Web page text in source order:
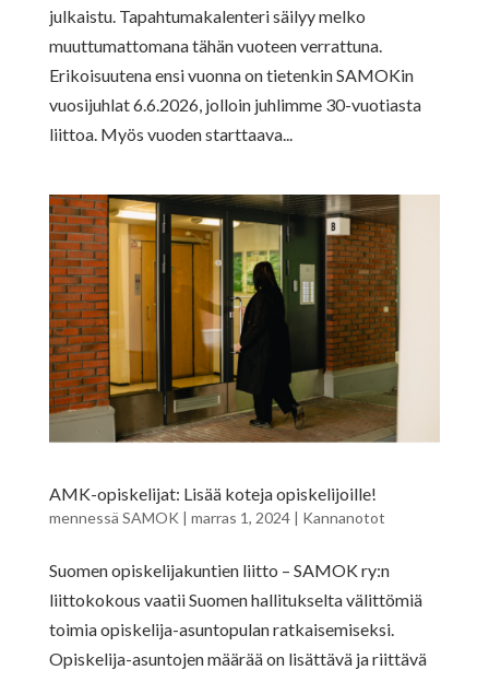
julkaistu. Tapahtumakalenteri säilyy melko
muuttumattomana tähän vuoteen verrattuna.
Erikoisuutena ensi vuonna on tietenkin SAMOKin
vuosijuhlat 6.6.2026, jolloin juhlimme 30-vuotiasta
liittoa. Myös vuoden starttaava...
AMK-opiskelijat: Lisää koteja opiskelijoille!
mennessä SAMOK | marras 1, 2024| Kannanotot
Suomen opiskelijakuntien liitto – SAMOK ry:n
liittokokous vaatii Suomen hallitukselta välittömiä
toimia opiskelija-asuntopulan ratkaisemiseksi.
Opiskelija-asuntojen määrää on lisättävä ja riittävä